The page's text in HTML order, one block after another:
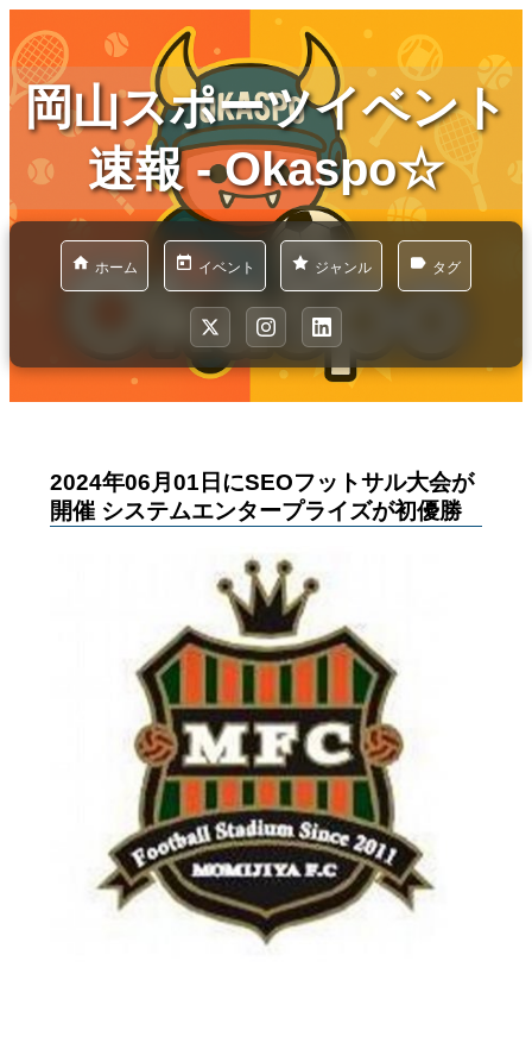
岡山スポーツイベント
速報 - Okaspo☆
ホーム イベント ジャンル タグ
2024年06月01日にSEOフットサル大会が
開催 システムエンタープライズが初優勝